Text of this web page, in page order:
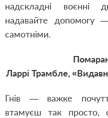
надскладні воєнні
надавайте допомогу
самотніми.
Ларрі Трамбле,
Гнів — важке
втамуєш так просто,